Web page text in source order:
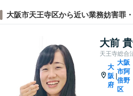
大阪市天王寺区から近い業務妨害罪
大前
天王寺総合
大
阪
府
大阪
市阿
倍野
区